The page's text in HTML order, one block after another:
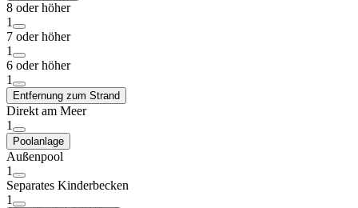
8 oder höher
1
7 oder höher
1
6 oder höher
1
Entfernung zum Strand
Direkt am Meer
1
Poolanlage
Außenpool
1
Separates Kinderbecken
1